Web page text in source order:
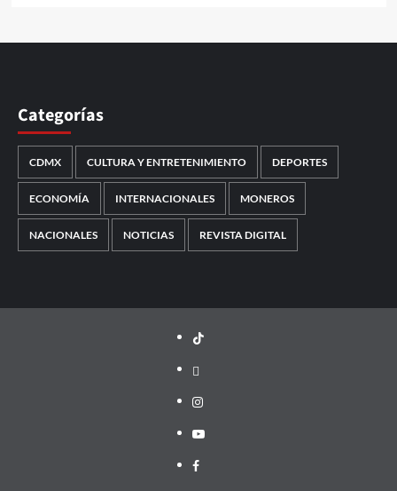
Categorías
CDMX CULTURA Y ENTRETENIMIENTO DEPORTES
ECONOMÍA INTERNACIONALES MONEROS
NACIONALES NOTICIAS REVISTA DIGITAL
TikTok
threads
Instagram
Youtube
Facebook